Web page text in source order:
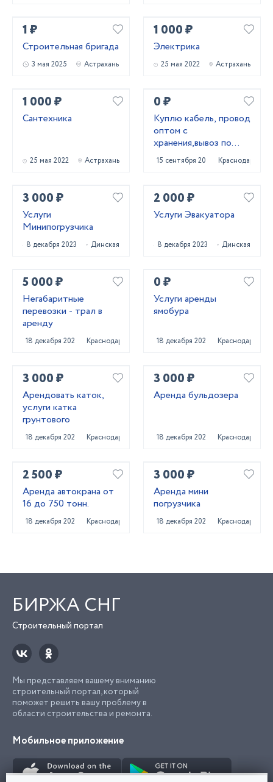
1 ₽
Строительная бригада
3 мая 2025 Астрахань
1 000 ₽
Электрика
25 мая 2022 Астрахань
1 000 ₽
Сантехника
25 мая 2022 Астрахань
0 ₽
Куплю кабель, провод
оптом с
хранения,вывоз по
РФ!
15 сентября 2021 Краснодар
3 000 ₽
Услуги
Минипогрузчика
8 декабря 2023 Динская
2 000 ₽
Услуги Эвакуатора
8 декабря 2023 Динская
5 000 ₽
Негабаритные
перевозки - трал в
аренду
18 декабря 2022 Краснодар
0 ₽
Услуги аренды
ямобура
18 декабря 2022 Краснодар
3 000 ₽
Арендовать каток,
услуги катка
грунтового
18 декабря 2022 Краснодар
3 000 ₽
Аренда бульдозера
18 декабря 2022 Краснодар
2 500 ₽
Аренда автокрана от
16 до 750 тонн.
18 декабря 2022 Краснодар
3 000 ₽
Аренда мини
погрузчика
18 декабря 2022 Краснодар
БИРЖА СНГ
Строительный портал
Мы представляем вашему вниманию
строительный портал, который
поможет решить вашу проблему в
области строительства и ремонта.
Мобильное приложение